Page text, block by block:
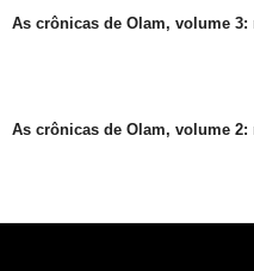
As crônicas de Olam, volume
As crônicas de Olam, volume